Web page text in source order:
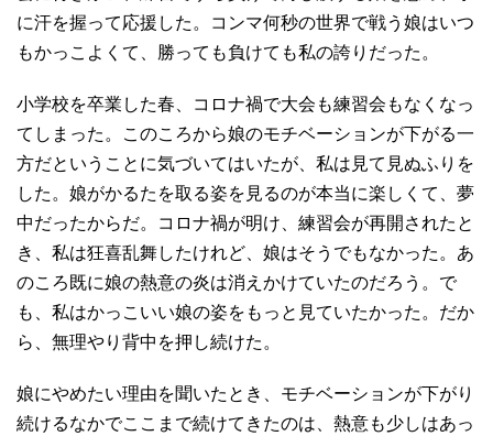
に汗を握って応援した。コンマ何秒の世界で戦う娘はいつ
もかっこよくて、勝っても負けても私の誇りだった。
小学校を卒業した春、コロナ禍で大会も練習会もなくなっ
てしまった。このころから娘のモチベーションが下がる一
方だということに気づいてはいたが、私は見て見ぬふりを
した。娘がかるたを取る姿を見るのが本当に楽しくて、夢
中だったからだ。コロナ禍が明け、練習会が再開されたと
き、私は狂喜乱舞したけれど、娘はそうでもなかった。あ
のころ既に娘の熱意の炎は消えかけていたのだろう。で
も、私はかっこいい娘の姿をもっと見ていたかった。だか
ら、無理やり背中を押し続けた。
娘にやめたい理由を聞いたとき、モチベーションが下がり
続けるなかでここまで続けてきたのは、熱意も少しはあっ